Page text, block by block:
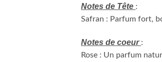
Notes de Tête :
Safran : Parfum fort,
Notes de coeur :
Rose : Un parfum